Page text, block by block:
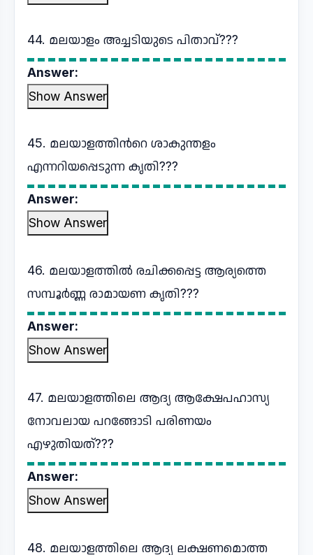
44. മലയാളം അച്ചടിയുടെ പിതാവ്???
Answer:
Show Answer
45. മലയാളത്തിന്‍റെ ശാകുന്തളം
എന്നറിയപ്പെടുന്ന കൃതി???
Answer:
Show Answer
46. മലയാളത്തിൽ രചിക്കപ്പെട്ട ആര്യത്തെ
സമ്പൂർണ്ണ രാമായണ കൃതി???
Answer:
Show Answer
47. മലയാളത്തിലെ ആദ്യ ആക്ഷേപഹാസ്യ
നോവലായ പറങ്ങോടി പരിണയം
എഴുതിയത്???
Answer:
Show Answer
48. മലയാളത്തിലെ ആദ്യ ലക്ഷണമൊത്ത